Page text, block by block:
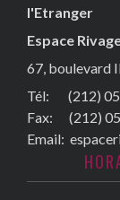
l'Etranger
Espace
67, boulevard
Tél: (212)
Fax: (212)
Email: